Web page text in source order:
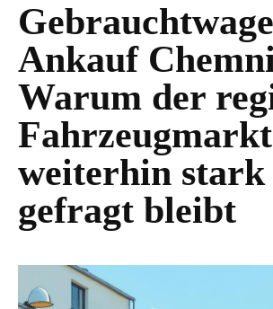
Ankauf
Warum der
Fahrzeugmarkt
weiterhin stark
gefragt bleibt